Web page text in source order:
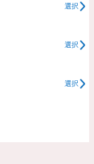
選択
選択
選択